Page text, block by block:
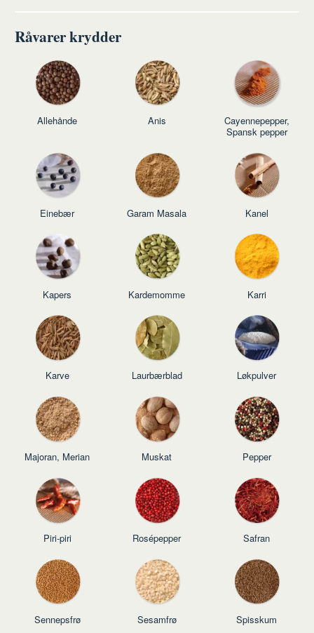
Råvarer krydder
Allehånde Anis
Cayennepepper,
Spansk pepper
Einebær Garam Masala Kanel
Kapers Kardemomme Karri
Karve Laurbærblad Løkpulver
Majoran, Merian Muskat Pepper
Piri-piri Rosépepper Safran
Sennepsfrø Sesamfrø Spisskum